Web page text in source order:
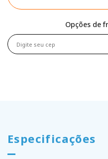
Opções de
Especificações